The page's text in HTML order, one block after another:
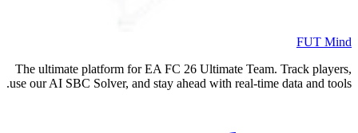
The ultimate platform for EA FC
use our AI SBC Solver, and stay